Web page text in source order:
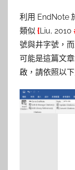
利用 EndNote
類似 {Liu, 2010
號與井字號，
可能是這篇文
啟，請依照以